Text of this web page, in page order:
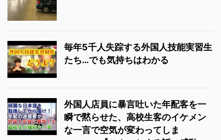
毎年5千人失踪する外国人技能実習生
たち…でも気持ちはわかる
外国人店員に暴言吐いた年配客を一
瞬で黙らせた、高校生客のイケメン
な一言で空気が変わってしま